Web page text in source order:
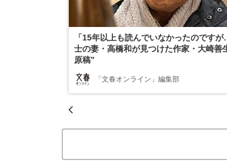
「15年以上も読んでいなかったのです
士の妻・高橋和が見つけた作家・大崎善
原稿”
「文春オンライン」編集部